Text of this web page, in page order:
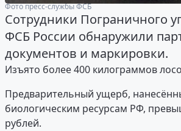
Фото пресс-службы ФСБ
Сотрудники Пограничного
ФСБ России обнаружили
документов и маркировки.
Изъято более 400 килограммов
Предварительный ущерб,
биологическим ресурсам РФ,
рублей.